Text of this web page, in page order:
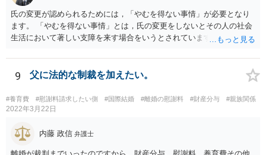
氏の変更が認められるためには，「やむを得ない事情」が必要となり
ます。 「やむを得ない事情」とは，氏の変更をしないとその人の社会
生活において著しい支障を来す場合をいうとされています。 中国の苗
由は，「やむを得ない事情」には該当しませんので，氏の変更を認め
てもらうことは難しいと思います。
9 父に法的な制裁を加えたい。
#養育費 #慰謝料請求したい側 #国際結婚 #離婚の慰謝料 #財産分与 #親族関係
2022年3月22日
内藤 政信 弁護士
離婚が裁判までいったのですから、財産分与、慰謝料、養育費その他